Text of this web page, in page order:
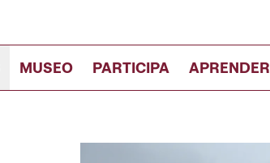
MUSEO PARTICIPA APRENDER